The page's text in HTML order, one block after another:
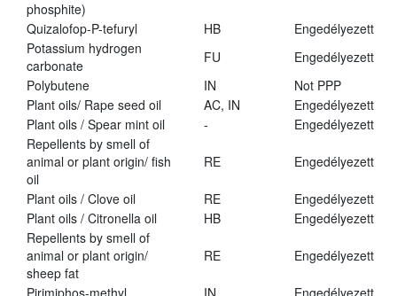
phosphite)
Quizalofop-P-tefuryl HB
Engedélyezett
Potassium hydrogen
carbonate
FU
Engedélyezett
Polybutene
IN
Not PPP
Plant oils/ Rape seed oil
AC, IN
Engedélyezett
Plant oils / Spear mint oil
-
Engedélyezett
Repellents by smell of
animal or plant origin/ fish
oil
RE Engedélyezett
Plant oils / Clove oil RE
Engedélyezett
Plant oils / Citronella oil
HB
Engedélyezett
Repellents by smell of
animal or plant origin/
sheep fat
RE Engedélyezett